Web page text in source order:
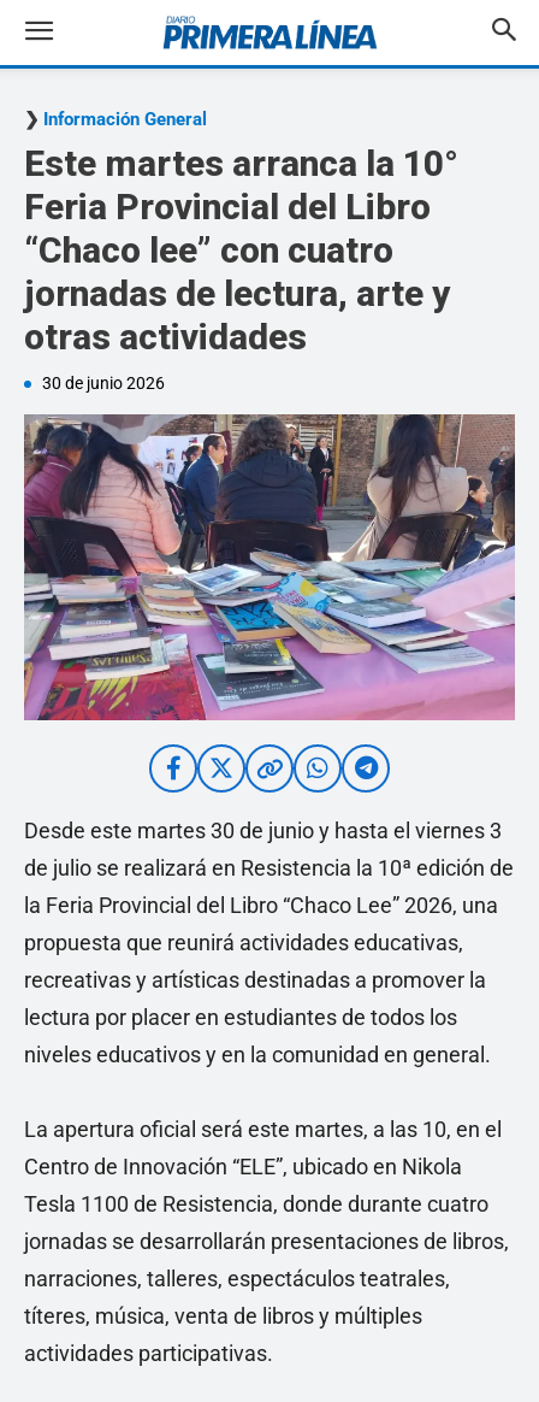
Información General
Este martes arranca la 10°
Feria Provincial del Libro
“Chaco lee” con cuatro
jornadas de lectura, arte y
otras actividades
30 de junio 2026
Desde este martes 30 de junio y hasta el viernes 3
de julio se realizará en Resistencia la 10ª edición de
la Feria Provincial del Libro “Chaco Lee” 2026, una
propuesta que reunirá actividades educativas,
recreativas y artísticas destinadas a promover la
lectura por placer en estudiantes de todos los
niveles educativos y en la comunidad en general.
La apertura oficial será este martes, a las 10, en el
Centro de Innovación “ELE”, ubicado en Nikola
Tesla 1100 de Resistencia, donde durante cuatro
jornadas se desarrollarán presentaciones de libros,
narraciones, talleres, espectáculos teatrales,
títeres, música, venta de libros y múltiples
actividades participativas.